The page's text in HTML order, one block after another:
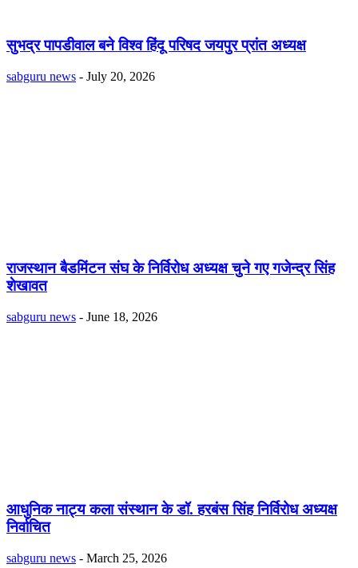
सुभद्र पापडीवाल बने विश्व हिंदू परिषद जयपुर प्रांत अध्यक्ष
sabguru news - July 20, 2026
राजस्थान बैडमिंटन संघ के निर्विरोध अध्यक्ष चुने गए गजेन्द्र सिंह
शेखावत
sabguru news - June 18, 2026
आधुनिक नाट्य कला संस्थान के डॉ. हरबंस सिंह निर्विरोध अध्यक्ष
निर्वाचित
sabguru news - March 25, 2026